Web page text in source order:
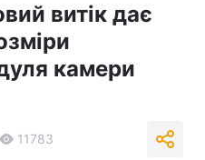
витік дає
камери
11783